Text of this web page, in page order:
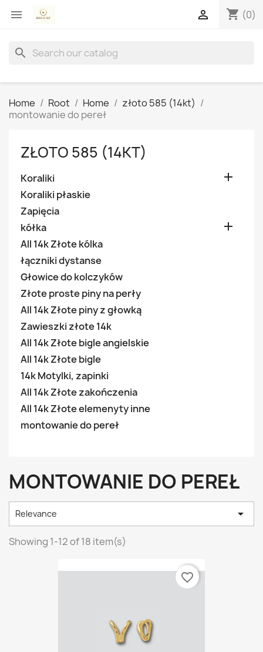
 shopping_cart (0)

search
Home Root Home
złoto 585 (14kt)
montowanie do pereł
ZŁOTO 585 (14KT)
Koraliki 
Koraliki płaskie
Zapięcia
kółka

All 14k Złote kólka
łączniki dystanse
Głowice do kolczyków
Złote proste piny na perły
All 14k Złote piny z głowką
Zawieszki złote 14k
All 14k Złote bigle angielskie
All 14k Złote bigle
14k Motylki, zapinki
All 14k Złote zakończenia
All 14k Złote elemenyty inne
montowanie do pereł
MONTOWANIE DO PEREŁ
Relevance 
Showing 1-12 of 18 item(s)
favorite_border